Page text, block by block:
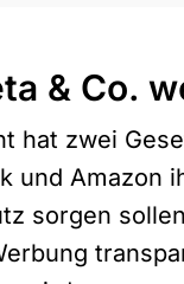
& Co.
hat zwei
und Amazon
sorgen